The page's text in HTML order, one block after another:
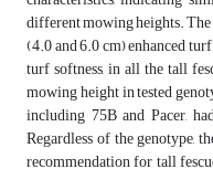
different mowing heights.
(4.0 and 6.0 cm) enhanced
turf softness, in all the tall
mowing height in tested
including 75B and Pacer,
Regardless of the genotype,
recommendation for tall